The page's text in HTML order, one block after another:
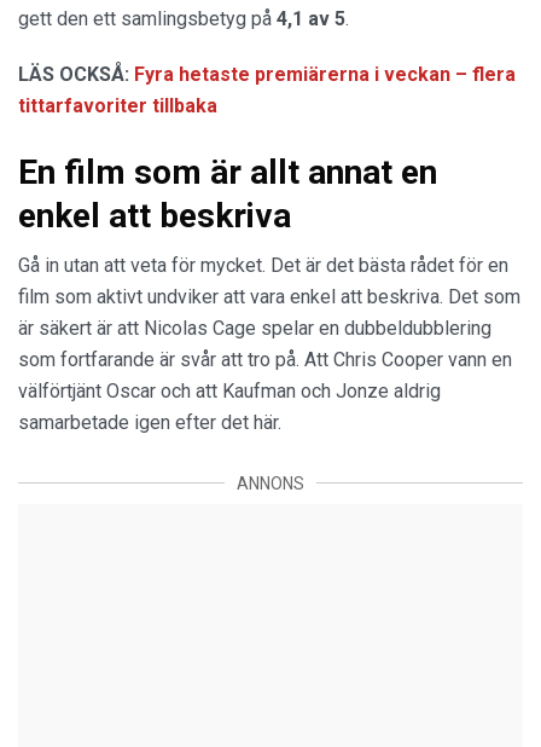
gett den ett samlingsbetyg på 4,1 av 5.
LÄS OCKSÅ: Fyra hetaste premiärerna i veckan – flera
tittarfavoriter tillbaka
En film som är allt annat en
enkel att beskriva
Gå in utan att veta för mycket. Det är det bästa rådet för en
film som aktivt undviker att vara enkel att beskriva. Det som
är säkert är att Nicolas Cage spelar en dubbeldubblering
som fortfarande är svår att tro på. Att Chris Cooper vann en
välförtjänt Oscar och att Kaufman och Jonze aldrig
samarbetade igen efter det här.
ANNONS